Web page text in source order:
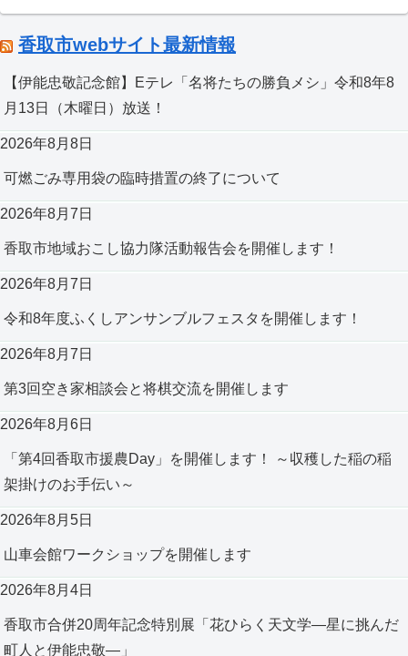
香取市webサイト最新情報
【伊能忠敬記念館】Eテレ「名将たちの勝負メシ」令和8年8
月13日（木曜日）放送！
2026年8月8日
可燃ごみ専用袋の臨時措置の終了について
2026年8月7日
香取市地域おこし協力隊活動報告会を開催します！
2026年8月7日
令和8年度ふくしアンサンブルフェスタを開催します！
2026年8月7日
第3回空き家相談会と将棋交流を開催します
2026年8月6日
「第4回香取市援農Day」を開催します！ ～収穫した稲の稲
架掛けのお手伝い～
2026年8月5日
山車会館ワークショップを開催します
2026年8月4日
香取市合併20周年記念特別展「花ひらく天文学―星に挑んだ
町人と伊能忠敬―」